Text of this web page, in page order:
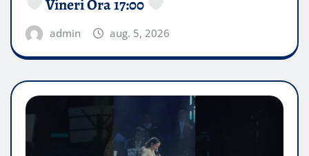
Vineri Ora 17:00
admin aug. 5, 2026